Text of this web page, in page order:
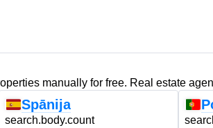
manually for free. Real estate
Spānija
search.body.count